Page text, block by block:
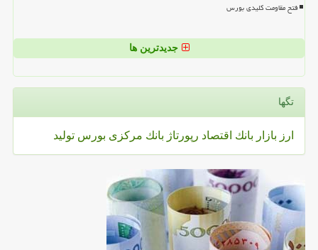
فتح مقاومت کلیدی بورس
جدیدترین ها
تگها
ارز بازار بانك اقتصاد رپورتاژ بانك مركزی بورس تولید